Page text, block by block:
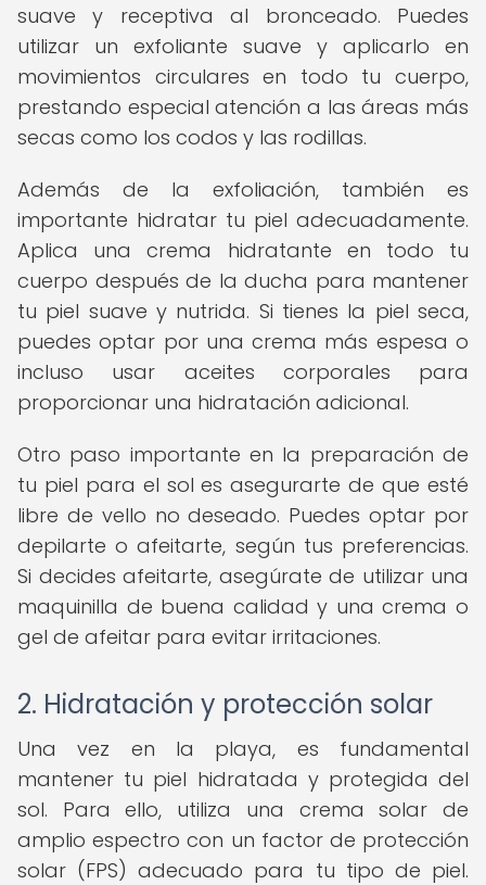
suave y receptiva al bronceado. Puedes
utilizar un exfoliante suave y aplicarlo en
movimientos circulares en todo tu cuerpo,
prestando especial atención a las áreas más
secas como los codos y las rodillas.
Además de la exfoliación, también es
importante hidratar tu piel adecuadamente.
Aplica una crema hidratante en todo tu
cuerpo después de la ducha para mantener
tu piel suave y nutrida. Si tienes la piel seca,
puedes optar por una crema más espesa o
incluso usar aceites corporales para
proporcionar una hidratación adicional.
Otro paso importante en la preparación de
tu piel para el sol es asegurarte de que esté
libre de vello no deseado. Puedes optar por
depilarte o afeitarte, según tus preferencias.
Si decides afeitarte, asegúrate de utilizar una
maquinilla de buena calidad y una crema o
gel de afeitar para evitar irritaciones.
2. Hidratación y protección solar
Una vez en la playa, es fundamental
mantener tu piel hidratada y protegida del
sol. Para ello, utiliza una crema solar de
amplio espectro con un factor de protección
solar (FPS) adecuado para tu tipo de piel.